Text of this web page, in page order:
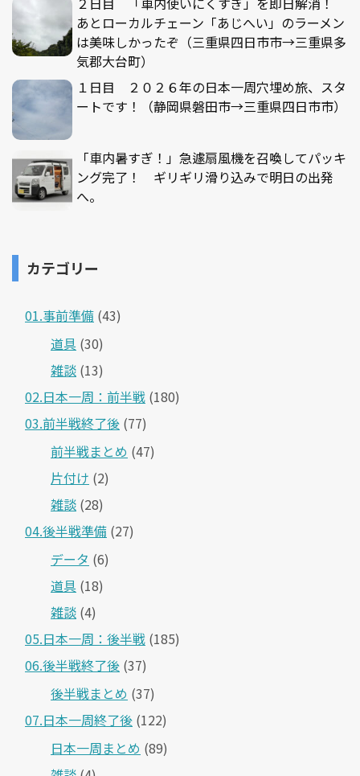
あとローカルチェーン「あじへい」のラーメン
は美味しかったぞ（三重県四日市市→三重県多
気郡大台町）
１日目 ２０２６年の日本一周穴埋め旅、スタ
ートです！（静岡県磐田市→三重県四日市市）
「車内暑すぎ！」急遽扇風機を召喚してパッキ
ング完了！ ギリギリ滑り込みで明日の出発
へ。
カテゴリー
01.事前準備 (43)
道具 (30)
雑談 (13)
02.日本一周：前半戦 (180)
03.前半戦終了後 (77)
前半戦まとめ (47)
片付け (2)
雑談 (28)
04.後半戦準備 (27)
データ (6)
道具 (18)
雑談 (4)
05.日本一周：後半戦 (185)
06.後半戦終了後 (37)
後半戦まとめ (37)
07.日本一周終了後 (122)
日本一周まとめ (89)